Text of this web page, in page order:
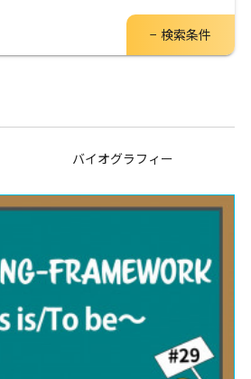
バイオグラフィー
検索条件